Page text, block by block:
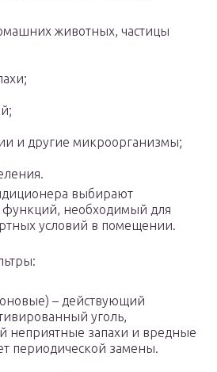
животных, частицы
и другие микроорганизмы;
выбирают
необходимый для
условий в помещении.
– действующий
уголь,
неприятные запахи и вредные
периодической замены.